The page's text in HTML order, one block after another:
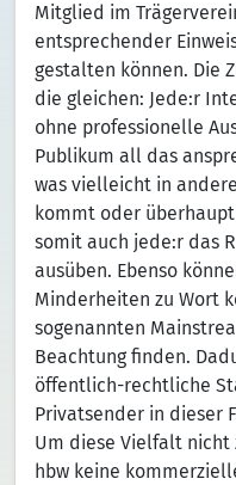
Mitglied im
entsprechender
gestalten können. Die
die gleichen: Jede:r
ohne professionelle
Publikum all das
was vielleicht in
kommt oder
somit auch jede:r das
ausüben. Ebenso
Minderheiten zu Wort
sogenannten
Beachtung finden.
öffentlich-rechtliche
Privatsender in dieser
Um diese Vielfalt
hbw keine